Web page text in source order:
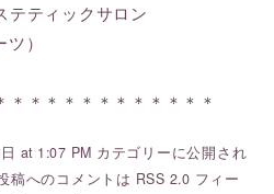
テティックサロン
）
＊＊＊＊＊＊＊＊＊＊＊＊
at 1:07 PM カテゴリーに公開され
稿へのコメントは RSS 2.0 フィー